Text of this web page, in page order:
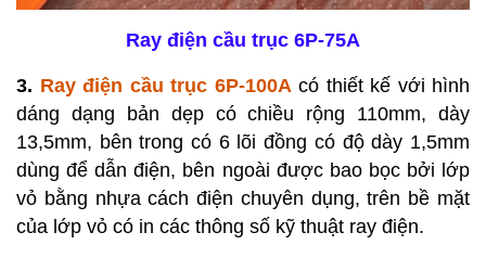
Ray điện cầu trục 6P-75A
3. Ray điện cầu trục 6P-100Acó thiết kế với hình
dáng dạng bản dẹp có chiều rộng 110mm, dày
13,5mm, bên trong có 6 lõi đồng có độ dày 1,5mm
dùng để dẫn điện, bên ngoài được bao bọc bởi lớp
vỏ bằng nhựa cách điện chuyên dụng, trên bề mặt
của lớp vỏ có in các thông số kỹ thuật ray điện.